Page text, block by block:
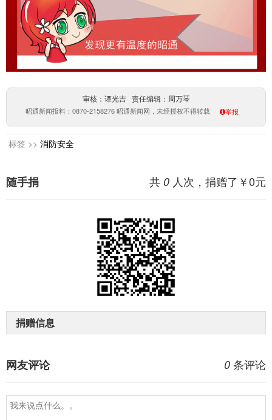
审核：谭光吉 责任编辑：周万琴
昭通新闻报料：0870-2158276 昭通新闻网，未经授权不得转载 举报
标签 >> 消防安全
共 0 人次，捐赠了￥0元
随手捐
捐赠信息
0 条评论
网友评论